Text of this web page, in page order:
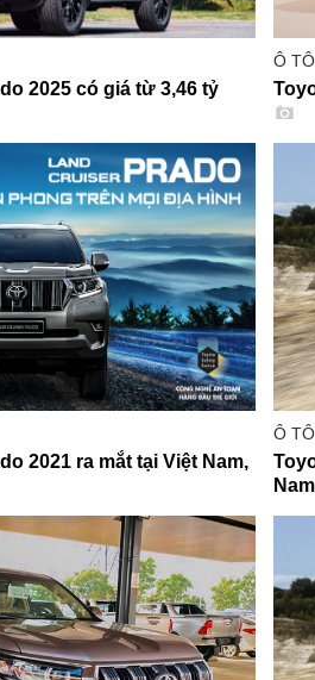
2025 có giá từ 3,46 tỷ
Ô TÔ
2021 ra mắt tại Việt Nam,
Ô TÔ